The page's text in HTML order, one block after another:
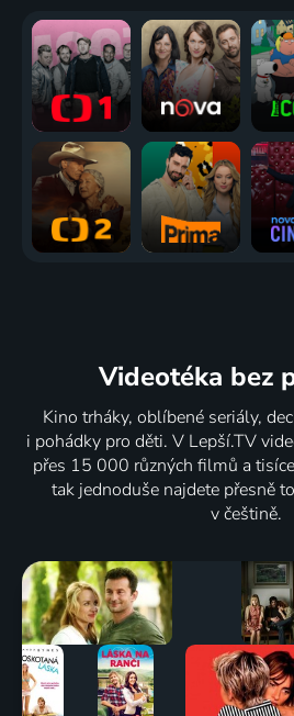
Videotéka bez
Kino trháky, oblíbené seriály,
i pohádky pro děti. V Lepší.TV
přes 15 000 různých filmů a
tak jednoduše najdete přesně
v češtině.